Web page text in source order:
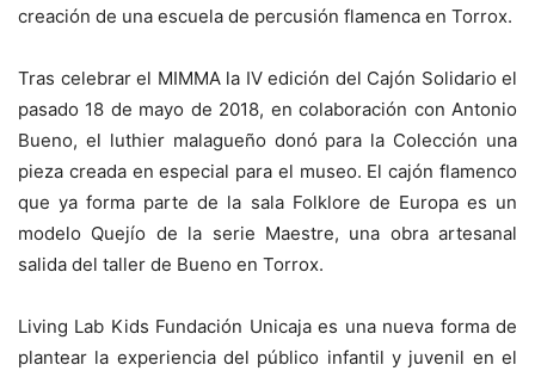
creación de una escuela de percusión flamenca en Torrox.
Tras celebrar el MIMMA la IV edición del Cajón Solidario el
pasado 18 de mayo de 2018, en colaboración con Antonio
Bueno, el luthier malagueño donó para la Colección una
pieza creada en especial para el museo. El cajón flamenco
que ya forma parte de la sala Folklore de Europa es un
modelo Quejío de la serie Maestre, una obra artesanal
salida del taller de Bueno en Torrox.
Living Lab Kids Fundación Unicaja es una nueva forma de
plantear la experiencia del público infantil y juvenil en el